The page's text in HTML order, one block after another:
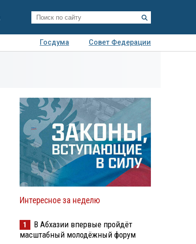
Госдума
Совет Федерации
Интересное за неделю
1
В Абхазии впервые пройдёт
масштабный молодёжный форум